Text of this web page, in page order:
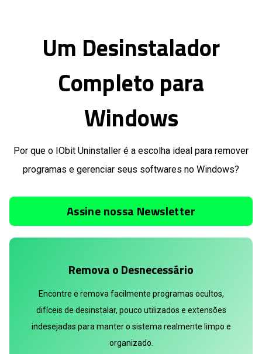
Um Desinstalador
Completo para
Windows
Por que o IObit Uninstaller é a escolha ideal para remover
programas e gerenciar seus softwares no Windows?
Assine nossa Newsletter
Remova o Desnecessário
Encontre e remova facilmente programas ocultos,
difíceis de desinstalar, pouco utilizados e extensões
indesejadas para manter o sistema realmente limpo e
organizado.